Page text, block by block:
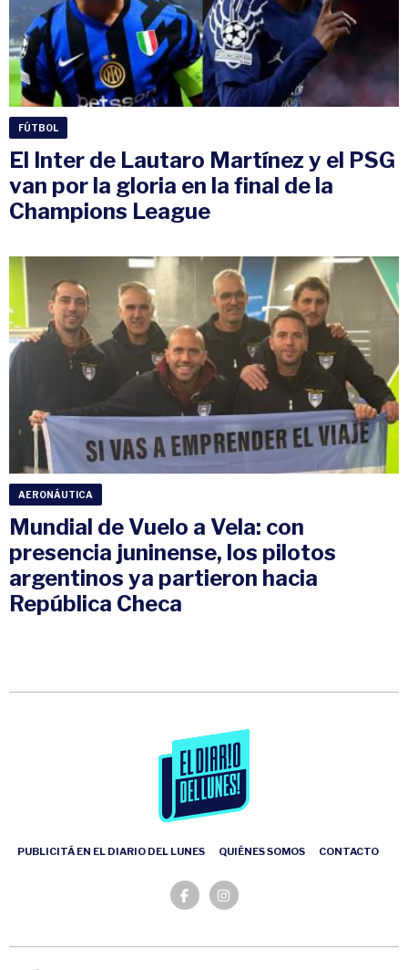
FÚTBOL
El Inter de Lautaro Martínez y el PSG
van por la gloria en la final de la
Champions League
AERONÁUTICA
Mundial de Vuelo a Vela: con
presencia juninense, los pilotos
argentinos ya partieron hacia
República Checa
PUBLICITÁ EN EL DIARIO DEL LUNES QUIÉNES SOMOS CONTACTO